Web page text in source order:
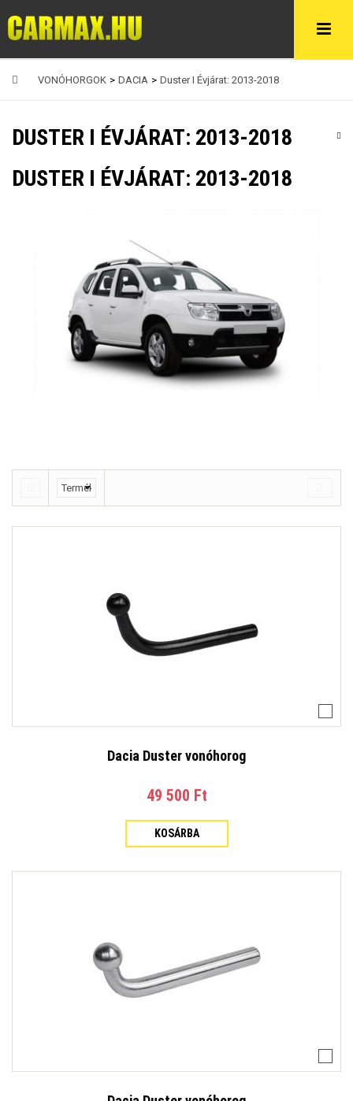
VONÓHORGOK > DACIA > Duster I Évjárat: 2013-2018
DUSTER I ÉVJÁRAT: 2013-2018
DUSTER I ÉVJÁRAT: 2013-2018
Dacia Duster vonóhorog
49 500 Ft‎
KOSÁRBA